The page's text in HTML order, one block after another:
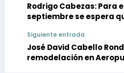
Rodrigo Cabezas: Para el primero de
septiembre se espera
Siguiente entrada
José David Cabello
remodelación en